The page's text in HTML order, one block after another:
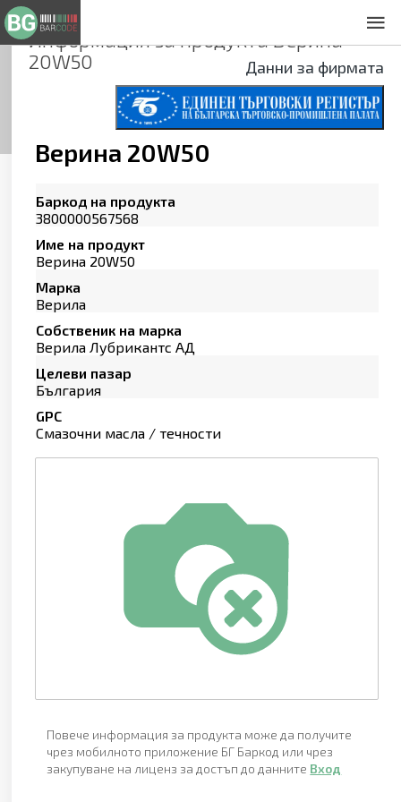
Информация за продуктаВерина
20W50
Данни за фирмата
Верина 20W50
Баркод на продукта
3800000567568
Име на продукт
Верина 20W50
Марка
Верила
Собственик на марка
Верила Лубрикантс АД
Целеви пазар
България
GPC
Смазочни масла / течности
Повече информация за продукта може да получите
чрез мобилното приложение БГ Баркод или чрез
закупуване на лиценз за достъп до данните Вход
Декларация за проверителност
Заснемане на продукти